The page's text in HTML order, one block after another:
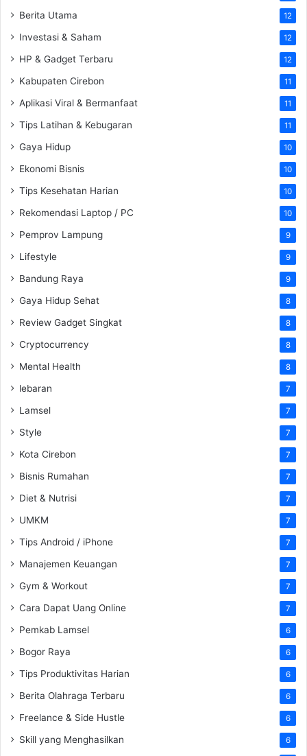
Berita Utama 12
Investasi & Saham 12
HP & Gadget Terbaru 12
Kabupaten Cirebon 11
Aplikasi Viral & Bermanfaat 11
Tips Latihan & Kebugaran 11
Gaya Hidup 10
Ekonomi Bisnis 10
Tips Kesehatan Harian 10
Rekomendasi Laptop / PC 10
Pemprov Lampung 9
Lifestyle 9
Bandung Raya 9
Gaya Hidup Sehat 8
Review Gadget Singkat 8
Cryptocurrency 8
Mental Health 8
lebaran 7
Lamsel 7
Style 7
Kota Cirebon 7
Bisnis Rumahan 7
Diet & Nutrisi 7
UMKM 7
Tips Android / iPhone 7
Manajemen Keuangan 7
Gym & Workout 7
Cara Dapat Uang Online 7
Pemkab Lamsel 6
Bogor Raya 6
Tips Produktivitas Harian 6
Berita Olahraga Terbaru 6
Freelance & Side Hustle 6
Skill yang Menghasilkan 6